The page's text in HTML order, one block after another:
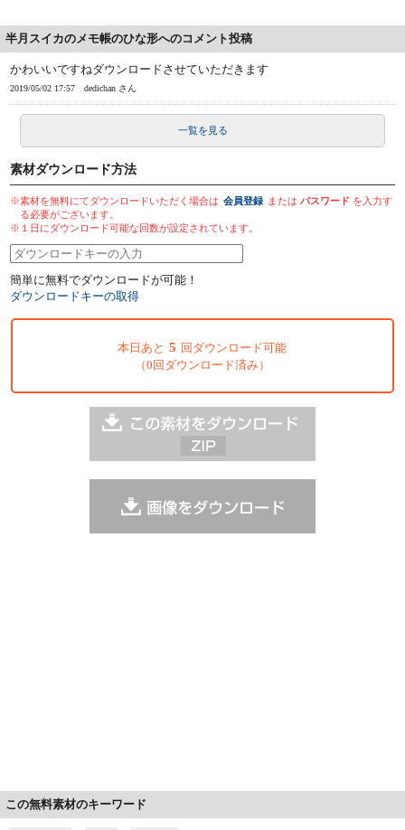
半月スイカのメモ帳のひな形へのコメント投稿
かわいいですねダウンロードさせていただきます
2019/05/02 17:57 dedichan さん
一覧を見る
素材ダウンロード方法
※素材を無料にてダウンロードいただく場合は 会員登録 またはパスワード を入力す
る必要がございます。
※１日にダウンロード可能な回数が設定されています。
簡単に無料でダウンロードが可能！
ダウンロードキーの取得
本日あと 5 回ダウンロード可能
（0回ダウンロード済み）
この無料素材のキーワード